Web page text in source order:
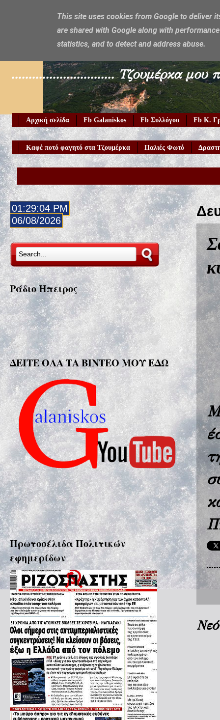
Galaniskos
.............................. Τζουμέρκα μου
Αρχική σελίδα Fb Galaniskos Fb Συλλόγου Fb Κ.
Καφέ ποτό φαγητό στα Τζουμέρκα Παλιές Φωτό
01:29:05 PM
06/08/2026
Ράδιο Ήπειρος
ΔΕΙΤΕ ΟΛΑ ΤΑ ΒΙΝΤΕΟ ΜΟΥ ΕΔΩ
Πρωτοσέλιδα Πολιτικών
εφημερίδων
This site uses cookies from Google to deliver
are shared with Google along with
statistics, and to detect and address abuse.